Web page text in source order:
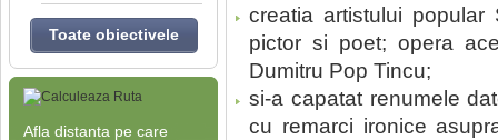
Toate obiectivele
Afla distanta pe care
creatia artistului
pictor si poet; opera
Dumitru Pop Tincu;
si-a capatat renumele
cu remarci ironice